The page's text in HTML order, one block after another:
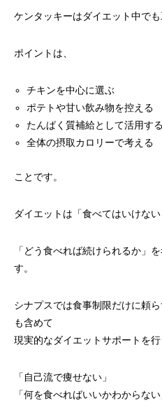
ケンタッキーはダイエット中でも
ポイントは、
チキンを中心に選ぶ
ポテトや甘い飲み物を控える
たんぱく質補給として活用する
全体の摂取カロリーで考える
ことです。
ダイエットは「食べてはいけな
「どう食べれば続けられるか」
す。
シナプスでは食事制限だけに頼
も含めて
現実的なダイエットサポートを行
「自己流で痩せない」
「何を食べればいいかわからない